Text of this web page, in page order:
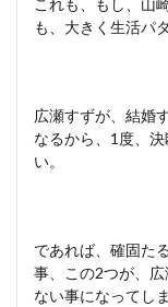
も、大きく生活パ
広瀬すずが、結婚
なるから、1度、
い。
であれば、確固た
事、この2つが、
ない事になってし